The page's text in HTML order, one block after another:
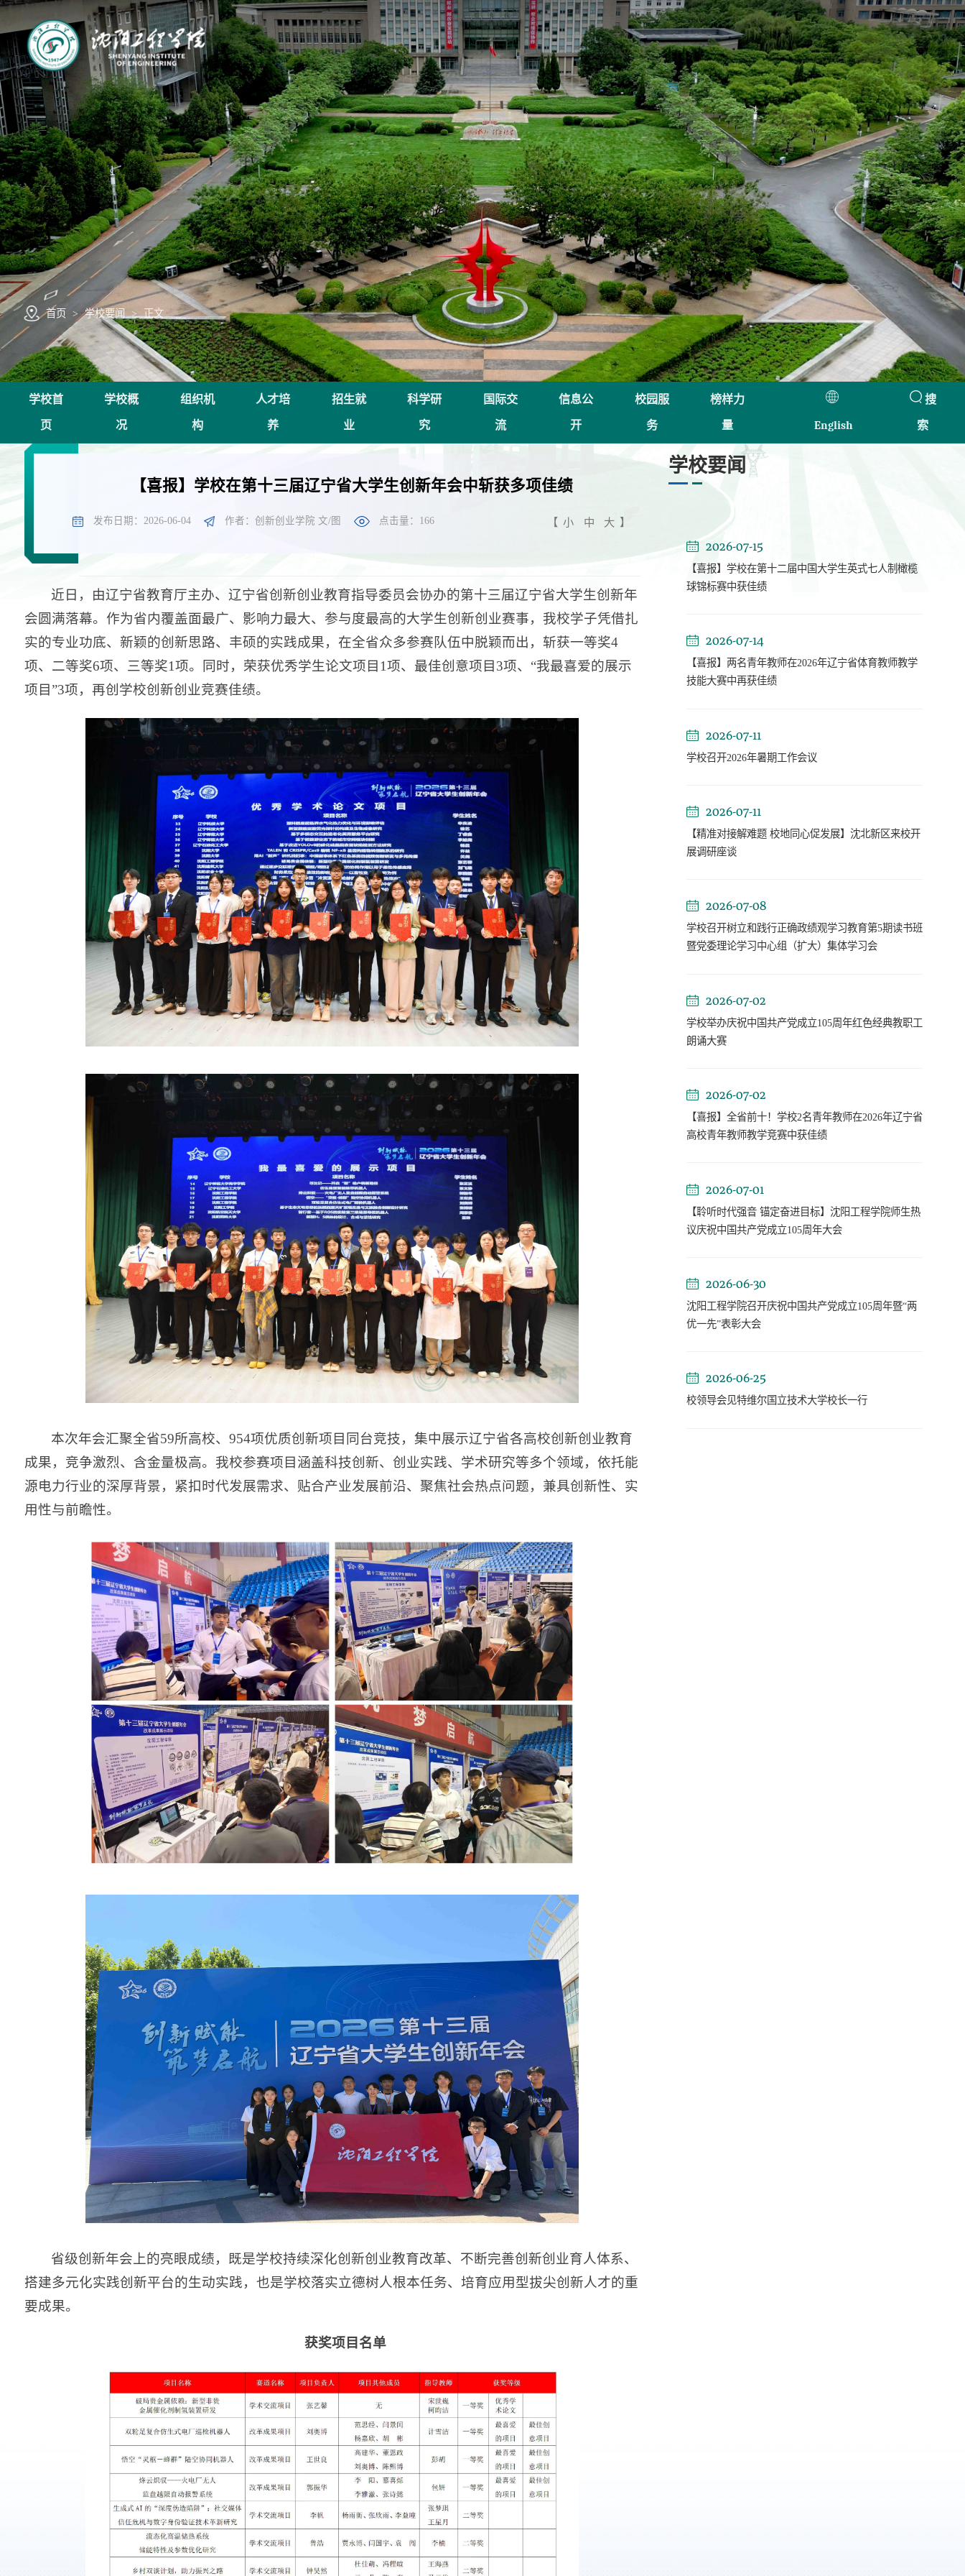
首页 > 学校要闻 > 正文
学校首
页
学校概
况
组织机
构
人才培
养
招生就
业
科学研
究
国际交
流
信息公
开
校园服
务
榜样力
量
English
搜
索
【喜报】学校在第十三届辽宁省大学生创新年会中斩获多项佳绩
发布日期：2026-06-04 作者：创新创业学院 文/图 点击量： 166 【 小 中 大 】
近日，由辽宁省教育厅主办、辽宁省创新创业教育指导委员会协办的第十三届辽宁省大学生创新年
会圆满落幕。作为省内覆盖面最广、影响力最大、参与度最高的大学生创新创业赛事，我校学子凭借扎
实的专业功底、新颖的创新思路、丰硕的实践成果，在全省众多参赛队伍中脱颖而出，斩获一等奖4
项、二等奖6项、三等奖1项。同时，荣获优秀学生论文项目1项、最佳创意项目3项、“我最喜爱的展示
项目”3项，再创学校创新创业竞赛佳绩。
本次年会汇聚全省59所高校、954项优质创新项目同台竞技，集中展示辽宁省各高校创新创业教育
成果，竞争激烈、含金量极高。我校参赛项目涵盖科技创新、创业实践、学术研究等多个领域，依托能
源电力行业的深厚背景，紧扣时代发展需求、贴合产业发展前沿、聚焦社会热点问题，兼具创新性、实
用性与前瞻性。
省级创新年会上的亮眼成绩，既是学校持续深化创新创业教育改革、不断完善创新创业育人体系、
搭建多元化实践创新平台的生动实践，也是学校落实立德树人根本任务、培育应用型拔尖创新人才的重
要成果。
获奖项目名单
学校要闻
2026-07-15
【喜报】学校在第十二届中国大学生英式七人制橄榄
球锦标赛中获佳绩
2026-07-14
【喜报】两名青年教师在2026年辽宁省体育教师教学
技能大赛中再获佳绩
2026-07-11
学校召开2026年暑期工作会议
2026-07-11
【精准对接解难题 校地同心促发展】沈北新区来校开
展调研座谈
2026-07-08
学校召开树立和践行正确政绩观学习教育第5期读书班
暨党委理论学习中心组（扩大）集体学习会
2026-07-02
学校举办庆祝中国共产党成立105周年红色经典教职工
朗诵大赛
2026-07-02
【喜报】全省前十！学校2名青年教师在2026年辽宁省
高校青年教师教学竞赛中获佳绩
2026-07-01
【聆听时代强音 锚定奋进目标】沈阳工程学院师生热
议庆祝中国共产党成立105周年大会
2026-06-30
沈阳工程学院召开庆祝中国共产党成立105周年暨“两
优一先”表彰大会
2026-06-25
校领导会见特维尔国立技术大学校长一行